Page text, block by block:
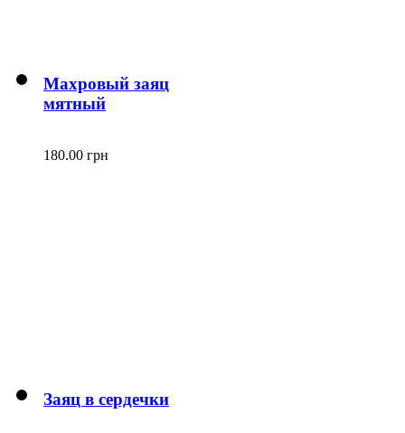
Махровый заяц
мятный
180.00 грн
Заяц в сердечки